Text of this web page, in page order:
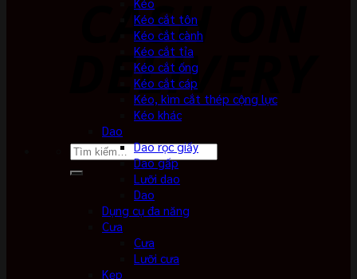
Tìm
Kéo
Kéo cắt tôn
Kéo cắt cành
Kéo cắt tỉa
Kéo cắt ống
Kéo cắt cáp
Kéo, kìm cắt thép cộng lực
Kéo khác
Dao
Dao rọc giấy
Dao gấp
Lưỡi dao
Dao
Dụng cụ đa năng
Cưa
Cưa
Lưỡi cưa
Kẹp